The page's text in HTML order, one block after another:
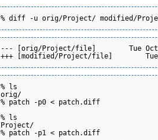
% diff -u orig/Project/ modified/
--- [orig/Project/file]        Tue Oct
+++ [modified/Project/file]        Tue
% ls
orig/
% patch -p0 < patch.diff
% ls
Project/
% patch -p1 < patch.diff